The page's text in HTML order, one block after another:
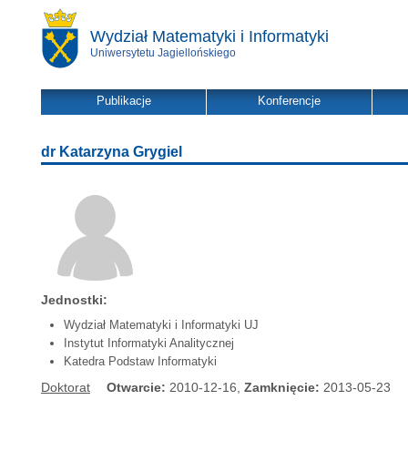
Wydział Matematyki i Informatyki
Uniwersytetu Jagiellońskiego
Publikacje Konferencje
dr Katarzyna Grygiel
Jednostki:
Wydział Matematyki i Informatyki UJ
Instytut Informatyki Analitycznej
Katedra Podstaw Informatyki
Doktorat Otwarcie: 2010-12-16, Zamknięcie: 2013-05-23